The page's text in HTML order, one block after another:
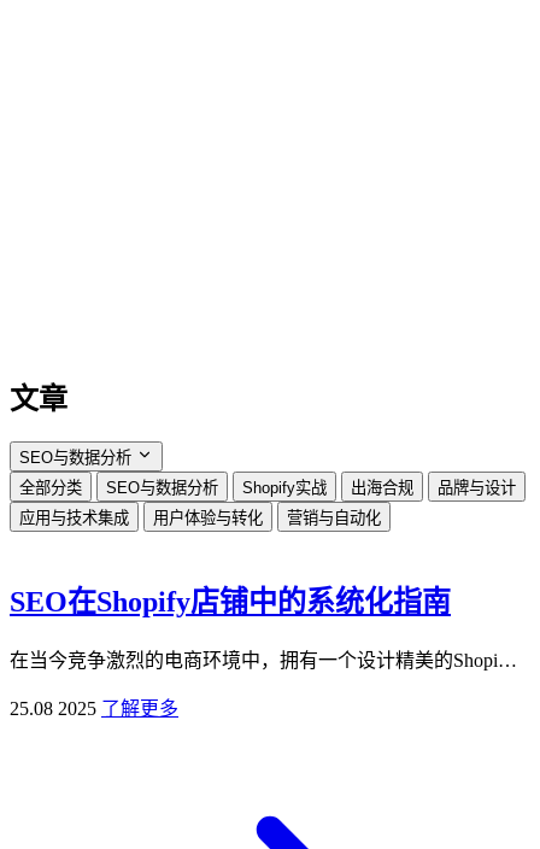
文章
SEO与数据分析
全部分类
SEO与数据分析 Shopify实战 出海合规
品牌与设计
应用与技术集成
用户体验与转化 营销与自动化
SEO在Shopify店铺中的系统化指南
在当今竞争激烈的电商环境中，拥有一个设计精美的Shopi…
25.08 2025 了解更多